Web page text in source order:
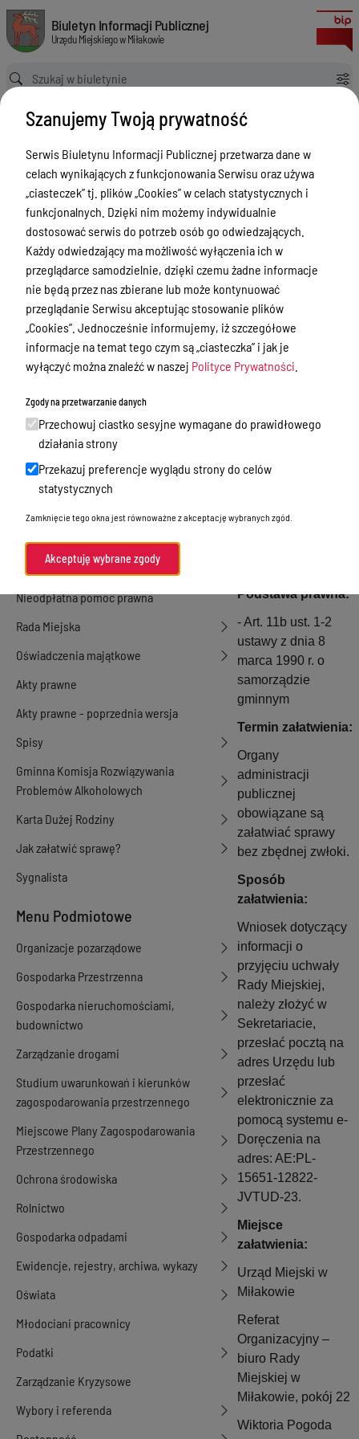
Informacja o przyjęciu uchwały Rady Miejskiej
Biuletyn Informacji Publicznej Urzędu Miejskiego w Miłakowie
Biuletyn Informacji Publicznej
Urzędu Miejskiego w Miłakowie
Ścieżka powrotu
Strona główna
Jak załatwić sprawę?
JZS - Rada Miejska i Sołectwa
Informacja o przyjęciu uchwały Rady Miejskiej
JZS - Rada Miejska i Sołectwa
Menu Przedmiotowe
Urząd Miejski w Miłakowie
Gmina Miłakowo
Majątek i finanse
Zamówienia publiczne
Urząd Stanu Cywilnego
Ewidencja ludności, dowody osobiste,
działalność gospodarcza
Przetargi
Ogłoszenia
Petycje
Dyżury Aptek w Powiecie Ostródzkim
Komunikacja publiczna
Nieodpłatna pomoc prawna
Rada Miejska
Oświadczenia majątkowe
Akty prawne
Akty prawne - poprzednia wersja
Spisy
Gminna Komisja Rozwiązywania
Problemów Alkoholowych
Karta Dużej Rodziny
Jak załatwić sprawę?
Sygnalista
Menu Podmiotowe
Organizacje pozarządowe
Gospodarka Przestrzenna
Gospodarka nieruchomościami,
budownictwo
Zarządzanie drogami
Studium uwarunkowań i kierunków
zagospodarowania przestrzennego
Miejscowe Plany Zagospodarowania
Przestrzennego
Ochrona środowiska
Rolnictwo
Gospodarka odpadami
Ewidencje, rejestry, archiwa, wykazy
Oświata
Młodociani pracownicy
Podatki
Zarządzanie Kryzysowe
Wybory i referenda
Wersja obowiązująca
z dnia20-02-2026
09:31:43
Drukuj
Informacja o
przyjęciu
uchwały Rady
Miejskiej
Rady Miejskiej
uchwały przez
Podstawa prawna:
- Art. 11b ust. 1-2
ustawy z dnia 8
marca 1990 r. o
samorządzie
gminnym
Termin załatwienia:
Organy
administracji
publicznej
obowiązane są
załatwiać sprawy
bez zbędnej zwłoki.
Sposób
załatwienia:
Wniosek dotyczący
informacji o
przyjęciu uchwały
Rady Miejskiej,
należy złożyć w
Sekretariacie,
przesłać pocztą na
adres Urzędu lub
przesłać
elektronicznie za
pomocą systemu e-
Doręczenia na
adres: AE:PL-
15651-12822-
JVTUD-23.
Miejsce
załatwienia:
Urząd Miejski w
Miłakowie
Referat
Organizacyjny –
biuro Rady
Miejskiej w
Miłakowie, pokój 22
Wiktoria Pogoda
Szanujemy Twoją prywatność
Serwis Biuletynu Informacji Publicznej przetwarza dane w
celach wynikających z funkcjonowania Serwisu oraz używa
„ciasteczek” tj. plików „Cookies” w celach statystycznych i
funkcjonalnych. Dzięki nim możemy indywidualnie
dostosować serwis do potrzeb osób go odwiedzających.
Każdy odwiedzający ma możliwość wyłączenia ich w
przeglądarce samodzielnie, dzięki czemu żadne informacje
nie będą przez nas zbierane lub może kontynuować
przeglądanie Serwisu akceptując stosowanie plików
„Cookies”. Jednocześnie informujemy, iż szczegółowe
informacje na temat tego czym są „ciasteczka” i jak je
wyłączyć można znaleźć w naszej Polityce Prywatności
Zgody na przetwarzanie danych
Przechowuj ciastko sesyjne wymagane do prawidłowego
działania strony
Przekazuj preferencje wyglądu strony do celów
statystycznych
Zamknięcie tego okna jest równoważne z akceptację wybranych zgód.
Akceptuję wybrane zgody